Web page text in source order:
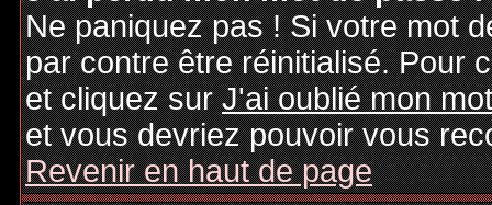
Ne paniquez pas ! Si votre mot
par contre être réinitialisé. Pour
et cliquez surJ'ai oublié mon
et vous devriez pouvoir vous
Revenir en haut de page